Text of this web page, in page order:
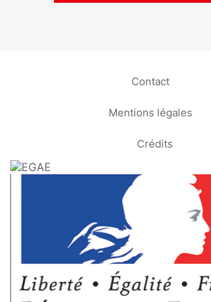
Contact
Mentions légales
Crédits